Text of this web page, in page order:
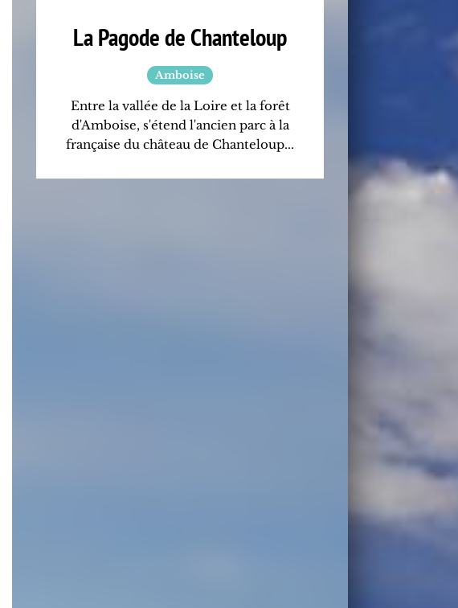
La Pagode de Chanteloup
Amboise
Entre la vallée de la Loire et la forêt
d'Amboise, s'étend l'ancien parc à la
française du château de Chanteloup...